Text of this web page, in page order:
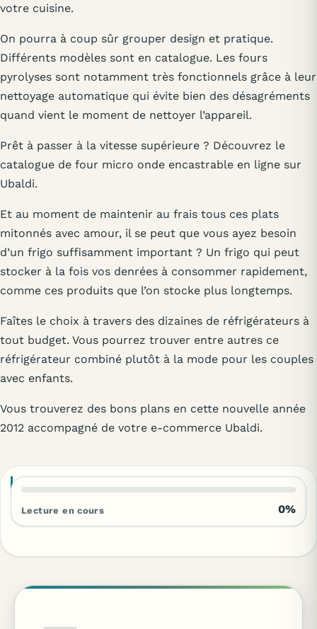
votre cuisine.
On pourra à coup sûr grouper design et pratique.
Différents modèles sont en catalogue. Les fours
pyrolyses sont notamment très fonctionnels grâce à leur
nettoyage automatique qui évite bien des désagréments
quand vient le moment de nettoyer l’appareil.
Prêt à passer à la vitesse supérieure ? Découvrez le
catalogue de four micro onde encastrable en ligne sur
Ubaldi.
Et au moment de maintenir au frais tous ces plats
mitonnés avec amour, il se peut que vous ayez besoin
d’un frigo suffisamment important ? Un frigo qui peut
stocker à la fois vos denrées à consommer rapidement,
comme ces produits que l’on stocke plus longtemps.
Faîtes le choix à travers des dizaines de réfrigérateurs à
tout budget. Vous pourrez trouver entre autres ce
réfrigérateur combiné plutôt à la mode pour les couples
avec enfants.
Vous trouverez des bons plans en cette nouvelle année
2012 accompagné de votre e-commerce Ubaldi.
Lecture en cours 0%